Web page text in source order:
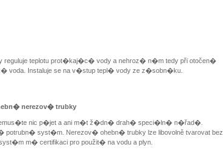
reguluje teplotu prot�kaj�c� vody a nehroz� n�m tedy při otočen�
voda. Instaluje se na v�stup tepl� vody ze z�sobn�ku.
nerezov� trubky
nic p�jet a ani m�t ž�dn� drah� speci�ln� n�řad�.
potrubn� syst�m. Nerezov� ohebn� trubky lze libovolně tvarovat bez
m� certifikaci pro použit� na vodu a plyn.